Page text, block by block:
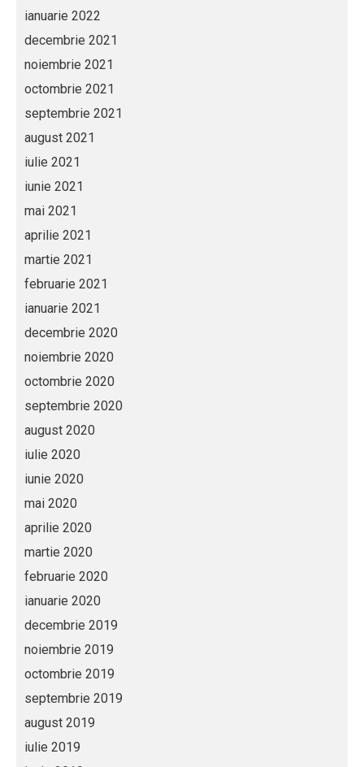
ianuarie 2022
decembrie 2021
noiembrie 2021
octombrie 2021
septembrie 2021
august 2021
iulie 2021
iunie 2021
mai 2021
aprilie 2021
martie 2021
februarie 2021
ianuarie 2021
decembrie 2020
noiembrie 2020
octombrie 2020
septembrie 2020
august 2020
iulie 2020
iunie 2020
mai 2020
aprilie 2020
martie 2020
februarie 2020
ianuarie 2020
decembrie 2019
noiembrie 2019
octombrie 2019
septembrie 2019
august 2019
iulie 2019